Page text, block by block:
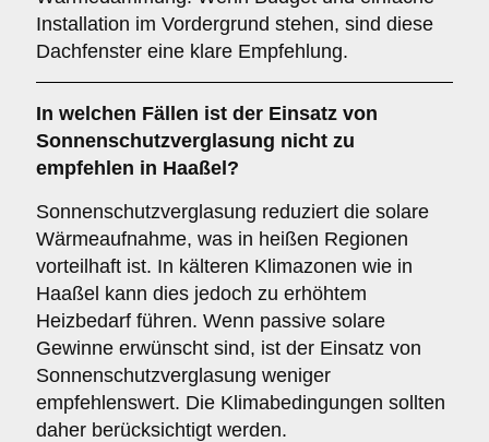
Installation im Vordergrund stehen, sind diese
Dachfenster eine klare Empfehlung.
In welchen Fällen ist der Einsatz von
Sonnenschutzverglasung nicht zu
empfehlen in Haaßel?
Sonnenschutzverglasung reduziert die solare
Wärmeaufnahme, was in heißen Regionen
vorteilhaft ist. In kälteren Klimazonen wie in
Haaßel kann dies jedoch zu erhöhtem
Heizbedarf führen. Wenn passive solare
Gewinne erwünscht sind, ist der Einsatz von
Sonnenschutzverglasung weniger
empfehlenswert. Die Klimabedingungen sollten
daher berücksichtigt werden.